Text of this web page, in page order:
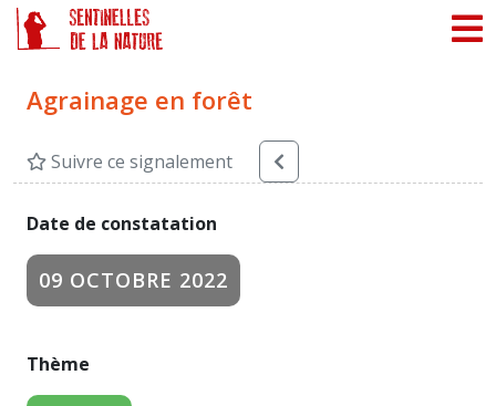
Agrainage en forêt
Suivre ce signalement
Date de constatation
09 OCTOBRE 2022
Thème
Panneau de gestion des cookies